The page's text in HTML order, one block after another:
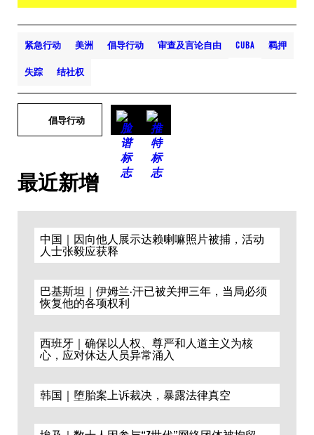
紧急行动 美洲 倡导行动 审查及言论自由 CUBA 羁押
失踪 结社权
倡导行动
最近新增
中国｜因向他人展示达赖喇嘛照片被捕，活动
人士张毅应获释
巴基斯坦｜伊姆兰·汗已被关押三年，当局必须
恢复他的各项权利
西班牙｜确保以人权、尊严和人道主义为核
心，应对休达人员异常涌入
韩国｜堕胎案上诉裁决，暴露法律真空